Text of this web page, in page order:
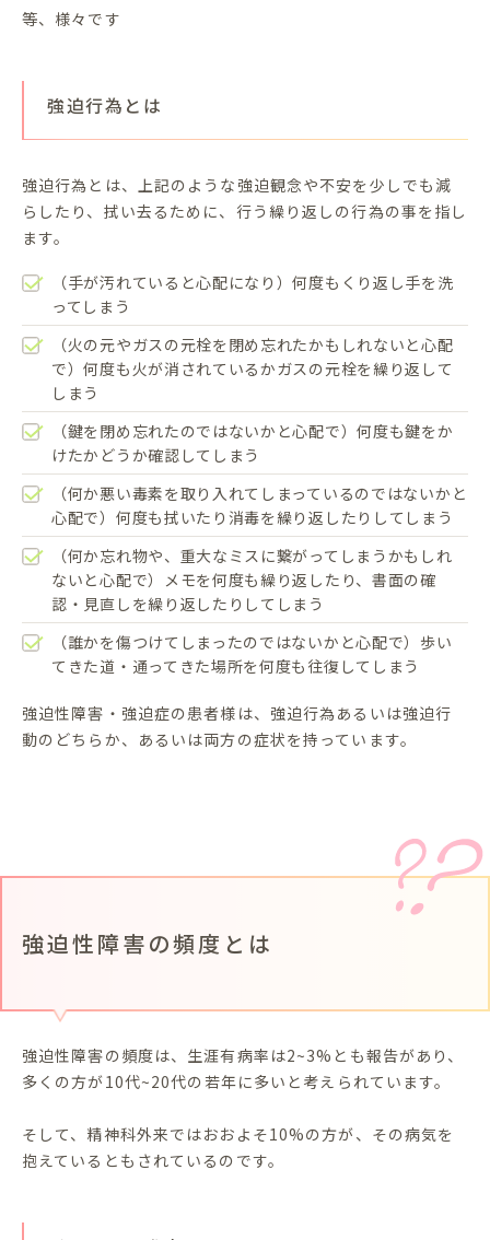
等、様々です
強迫行為とは
強迫行為とは、上記のような強迫観念や不安を少しでも減
らしたり、拭い去るために、行う繰り返しの行為の事を指し
ます。
（手が汚れていると心配になり）何度もくり返し手を洗
ってしまう
（火の元やガスの元栓を閉め忘れたかもしれないと心配
で）何度も火が消されているかガスの元栓を繰り返して
しまう
（鍵を閉め忘れたのではないかと心配で）何度も鍵をか
けたかどうか確認してしまう
（何か悪い毒素を取り入れてしまっているのではないかと
心配で）何度も拭いたり消毒を繰り返したりしてしまう
（何か忘れ物や、重大なミスに繋がってしまうかもしれ
ないと心配で）メモを何度も繰り返したり、書面の確
認・見直しを繰り返したりしてしまう
（誰かを傷つけてしまったのではないかと心配で）歩い
てきた道・通ってきた場所を何度も往復してしまう
強迫性障害・強迫症の患者様は、強迫行為あるいは強迫行
動のどちらか、あるいは両方の症状を持っています。
強迫性障害の頻度とは
強迫性障害の頻度は、生涯有病率は2~3%とも報告があり、
多くの方が10代~20代の若年に多いと考えられています。
そして、精神科外来ではおおよそ10%の方が、その病気を
抱えているともされているのです。